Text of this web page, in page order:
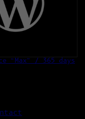
“Max” / 365 days